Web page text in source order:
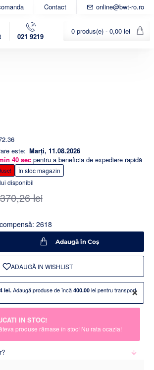
Contact online@bwt-ro.ro
021 9219
0 produs(e) - 0,00 lei
este: Marți, 11.08.2026
39secpentru a beneficia de expediere rapidă
În stoc magazin
disponibil
370,26 lei
2618
Adaugă în Coş
ADAUGĂ IN WISHLIST
×
lei.Adaugă produse de încă 400.00lei pentru transport
IN STOC!
produse rămase în stoc! Nu rata ocazia!